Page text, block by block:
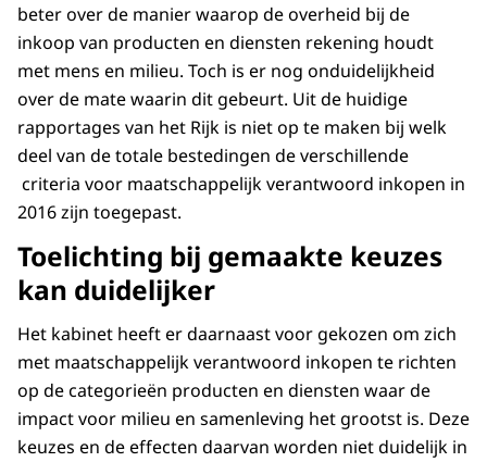
beter over de manier waarop de overheid bij de
inkoop van producten en diensten rekening houdt
met mens en milieu. Toch is er nog onduidelijkheid
over de mate waarin dit gebeurt. Uit de huidige
rapportages van het Rijk is niet op te maken bij welk
deel van de totale bestedingen de verschillende
criteria voor maatschappelijk verantwoord inkopen in
2016 zijn toegepast.
Toelichting bij gemaakte keuzes
kan duidelijker
Het kabinet heeft er daarnaast voor gekozen om zich
met maatschappelijk verantwoord inkopen te richten
op de categorieën producten en diensten waar de
impact voor milieu en samenleving het grootst is. Deze
keuzes en de effecten daarvan worden niet duidelijk in